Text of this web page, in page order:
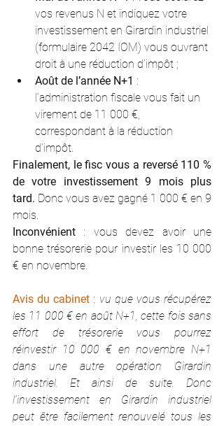
vos revenus N et indiquez votre
investissement en Girardin industriel
(formulaire 2042 IOM) vous ouvrant
droit à une réduction d’impôt ;
Août de l’année N+1 :
l’administration fiscale vous fait un
virement de 11 000 €,
correspondant à la réduction
d’impôt.
Finalement, le fisc vous a reversé 110 %
de votre investissement 9 mois plus
tard. Donc vous avez gagné 1 000 € en 9
mois.
Inconvénient : vous devez avoir une
bonne trésorerie pour investir les 10 000
€ en novembre.
Avis du cabinet : vu que vous récupérez
les 11 000 € en août N+1, cette fois sans
effort de trésorerie vous pourrez
réinvestir 10 000 € en novembre N+1
dans une autre opération Girardin
industriel. Et ainsi de suite. Donc
l’investissement en Girardin industriel
peut être facilement renouvelé tous les